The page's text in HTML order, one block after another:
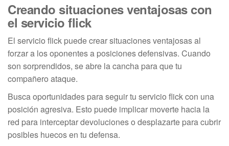
Creando situaciones ventajosas con
el servicio flick
El servicio flick puede crear situaciones ventajosas al
forzar a los oponentes a posiciones defensivas. Cuando
son sorprendidos, se abre la cancha para que tu
compañero ataque.
Busca oportunidades para seguir tu servicio flick con una
posición agresiva. Esto puede implicar moverte hacia la
red para interceptar devoluciones o desplazarte para cubrir
posibles huecos en tu defensa.